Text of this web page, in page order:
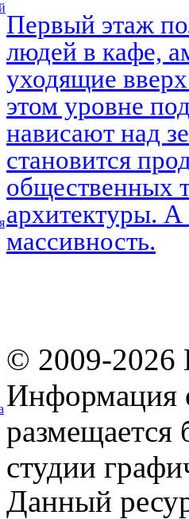
Первый этаж
людей в кафе,
уходящие
этом уровне
нависают над
становится
общественных
архитектуры. А
массивность.
© 2009-2026
Информация
размещается
студии
Данный